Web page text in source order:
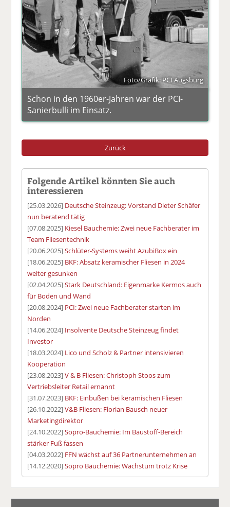
Foto/Grafik: PCI Augsburg
Schon in den 1960er-Jahren war der PCI-
Sanierbulli im Einsatz.
Zurück
Folgende Artikel könnten Sie auch
interessieren
[25.03.2026] Deutsche Steinzeug: Vorstand Dieter Schäfer
nun beratend tätig
[07.08.2025] Kiesel Bauchemie: Zwei neue Fachberater im
Team Fliesentechnik
[20.06.2025]Schlüter-Systems weiht AzubiBox ein
[18.06.2025] BKF: Absatz keramischer Fliesen in 2024
weiter gesunken
[02.04.2025]Stark Deutschland: Eigenmarke Kermos auch
für Boden und Wand
[20.08.2024] PCI: Zwei neue Fachberater starten im
Norden
[14.06.2024] Insolvente Deutsche Steinzeug findet
Investor
[18.03.2024] Lico und Scholz & Partner intensivieren
Kooperation
[23.08.2023]V & B Fliesen: Christoph Stoos zum
Vertriebsleiter Retail ernannt
[31.07.2023] BKF: Einbußen bei keramischen Fliesen
[26.10.2022]V&B Fliesen: Florian Bausch neuer
Marketingdirektor
[24.10.2022]Sopro-Bauchemie: Im Baustoff-Bereich
stärker Fuß fassen
[04.03.2022] FFN wächst auf 36 Partnerunternehmen an
[14.12.2020]Sopro Bauchemie: Wachstum trotz Krise